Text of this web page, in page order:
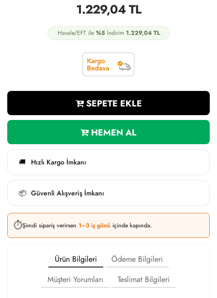
1.229,04TL
Havale/EFT ile %5İndirim 1.229,04TL
SEPETE EKLE
HEMEN AL
🚚 Hızlı Kargo İmkanı
📦 Güvenli Alışveriş İmkanı
⏱️Şimdi sipariş verirsen 1–3 iş günü içinde kapında.
Ürün Bilgileri
Ödeme Bilgileri
Müşteri Yorumları
Teslimat Bilgileri